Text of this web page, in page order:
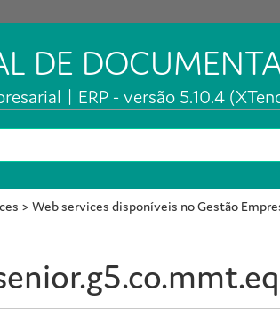
DE
| ERP - versão 5.10.4
> Web services disponíveis no Gestão